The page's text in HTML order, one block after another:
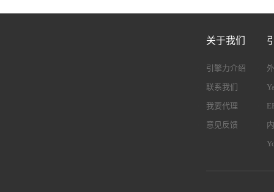
关于我们
引擎力介绍
联系我们
我要代理
意见反馈